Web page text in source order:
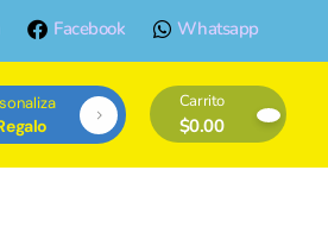
Facebook Whatsapp
Carrito
$0.00